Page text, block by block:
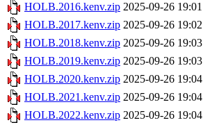
HOLB.2016.kenv.zip 2025-09-26 19:01
HOLB.2017.kenv.zip 2025-09-26 19:02
HOLB.2018.kenv.zip 2025-09-26 19:03
HOLB.2019.kenv.zip 2025-09-26 19:03
HOLB.2020.kenv.zip 2025-09-26 19:04
HOLB.2021.kenv.zip 2025-09-26 19:04
HOLB.2022.kenv.zip 2025-09-26 19:04